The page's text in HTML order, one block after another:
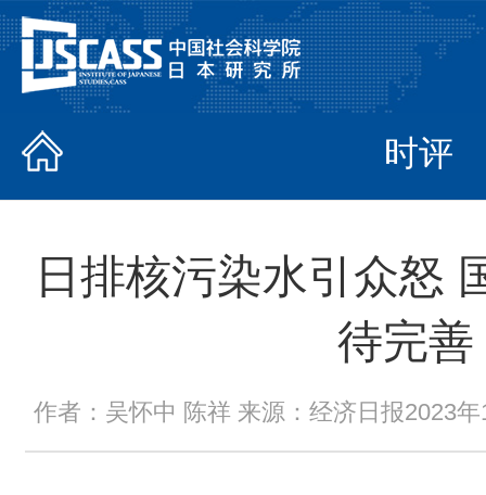
时评
日排核污染水引众怒
待完善
作者：吴怀中 陈祥 来源：经济日报2023